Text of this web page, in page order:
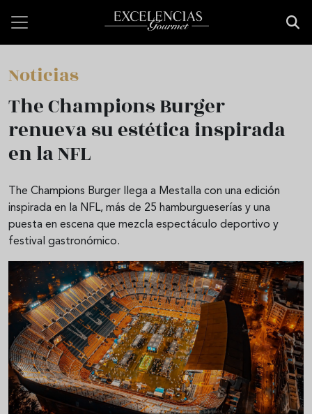
Noticias
The Champions Burger
renueva su estética inspirada
en la NFL
The Champions Burger llega a Mestalla con una edición
inspirada en la NFL, más de 25 hamburgueserías y una
puesta en escena que mezcla espectáculo deportivo y
festival gastronómico.